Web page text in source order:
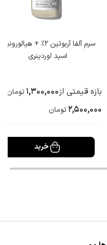
سرم آلفا آربوتین 2% + هیالورونیک
اسید اوردینری
بازه قیمتی از1,300,000تومان
2,500,000تومان
خرید